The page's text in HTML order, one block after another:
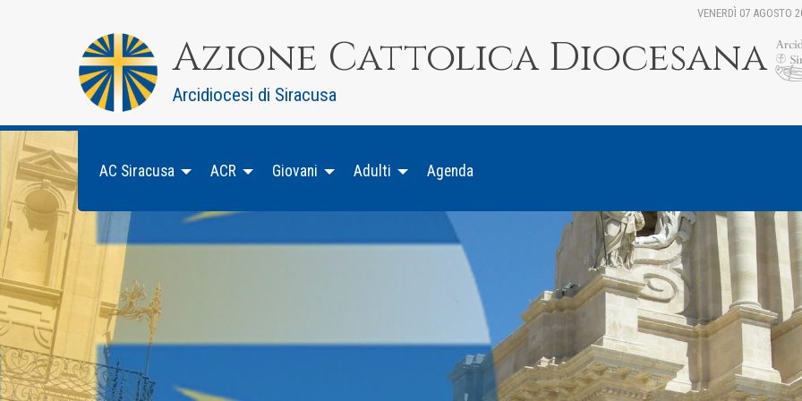
VENERDÌ 07 AGOSTO
Azione Cattolica Diocesana
Arcidiocesi di Siracusa
AC Siracusa ACR Giovani Adulti Agenda